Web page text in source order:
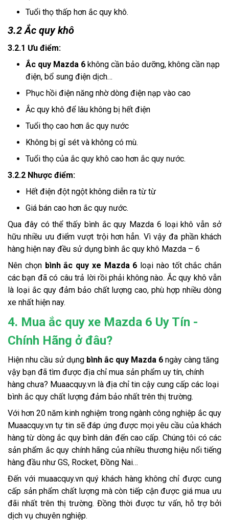
Tuổi thọ thấp hơn ắc quy khô.
3.2 Ắc quy khô
3.2.1 Ưu điểm:
Ắc quy Mazda 6 không cần bảo dưỡng, không cần nạp
điện, bổ sung điện dịch…
Phục hồi điện năng nhờ dòng điện nạp vào cao
Ắc quy khô để lâu không bị hết điện
Tuổi thọ cao hơn ắc quy nước
Không bị gỉ sét và không có mù.
Tuổi thọ của ắc quy khô cao hơn ắc quy nước.
3.2.2 Nhược điểm:
Hết điện đột ngột không diễn ra từ từ
Giá bán cao hơn ắc quy nước.
Qua đây có thể thấy bình ắc quy Mazda 6 loại khô vẫn sở
hữu nhiều ưu điểm vượt trội hơn hẳn. Vì vậy đa phần khách
hàng hiện nay đều sử dụng bình ắc quy khô Mazda – 6
Nên chọn bình ắc quy xe Mazda 6 loại nào tốt chắc chắn
các bạn đã có câu trả lời rồi phải không nào. Ắc quy khô vẫn
là loại ắc quy đảm bảo chất lượng cao, phù hợp nhiều dòng
xe nhất hiện nay.
4. Mua ắc quy xe Mazda 6 Uy Tín -
Chính Hãng ở đâu?
Hiện nhu cầu sử dụng bình ắc quy Mazda 6 ngày càng tăng
vậy bạn đã tìm được địa chỉ mua sản phẩm uy tín, chính
hàng chưa? Muaacquy.vn là địa chỉ tin cậy cung cấp các loại
bình ắc quy chất lượng đảm bảo nhất trên thị trường.
Với hơn 20 năm kinh nghiệm trong ngành công nghiệp ắc quy
Muaacquy.vn tự tin sẽ đáp ứng được mọi yêu cầu của khách
hàng từ dòng ắc quy bình dân đến cao cấp. Chúng tôi có các
sản phẩm ắc quy chính hãng của nhiều thương hiệu nổi tiếng
hàng đầu như GS, Rocket, Đồng Nai…
Đến với muaacquy.vn quý khách hàng không chỉ được cung
cấp sản phẩm chất lượng mà còn tiếp cận được giá mua ưu
đãi nhất trên thị trường. Đồng thời được tư vấn, hỗ trợ bởi
dịch vụ chuyên nghiệp.